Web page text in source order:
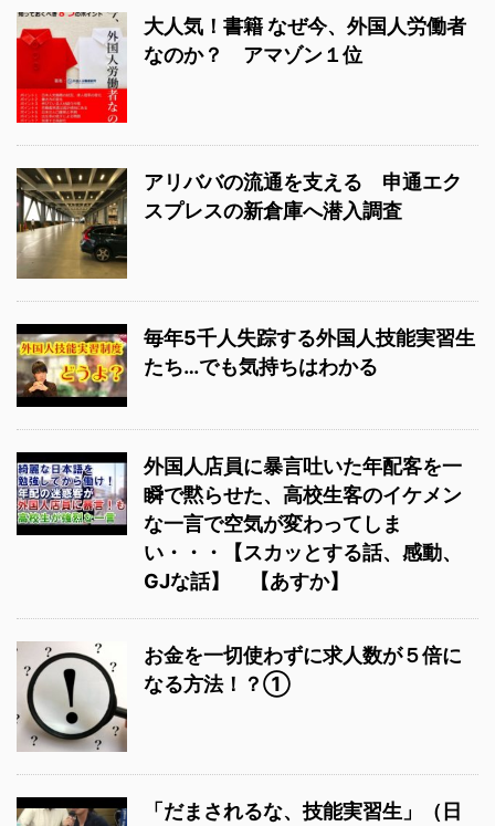
大人気！書籍 なぜ今、外国人労働者
なのか？ アマゾン１位
アリババの流通を支える 申通エク
スプレスの新倉庫へ潜入調査
毎年5千人失踪する外国人技能実習生
たち…でも気持ちはわかる
外国人店員に暴言吐いた年配客を一
瞬で黙らせた、高校生客のイケメン
な一言で空気が変わってしま
い・・・【スカッとする話、感動、
GJな話】 【あすか】
お金を一切使わずに求人数が５倍に
なる方法！？①
「だまされるな、技能実習生」（日